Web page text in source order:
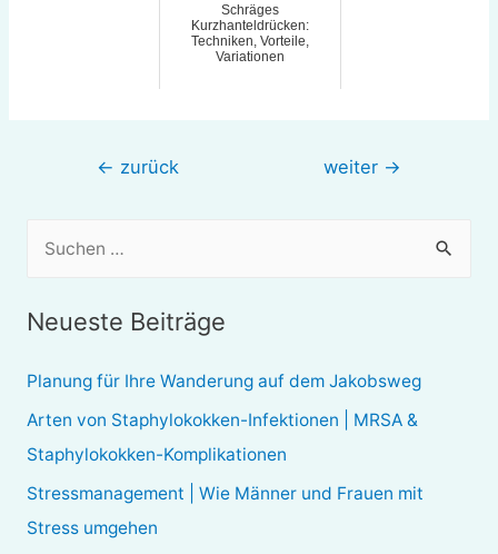
Schräges
Kurzhanteldrücken:
Techniken, Vorteile,
Variationen
Beitragsnavigation
← zurück weiter →
e
n
n
Neueste Beiträge
Planung für Ihre Wanderung auf dem Jakobsweg
Arten von Staphylokokken-Infektionen | MRSA &
Staphylokokken-Komplikationen
Stressmanagement | Wie Männer und Frauen mit
Stress umgehen